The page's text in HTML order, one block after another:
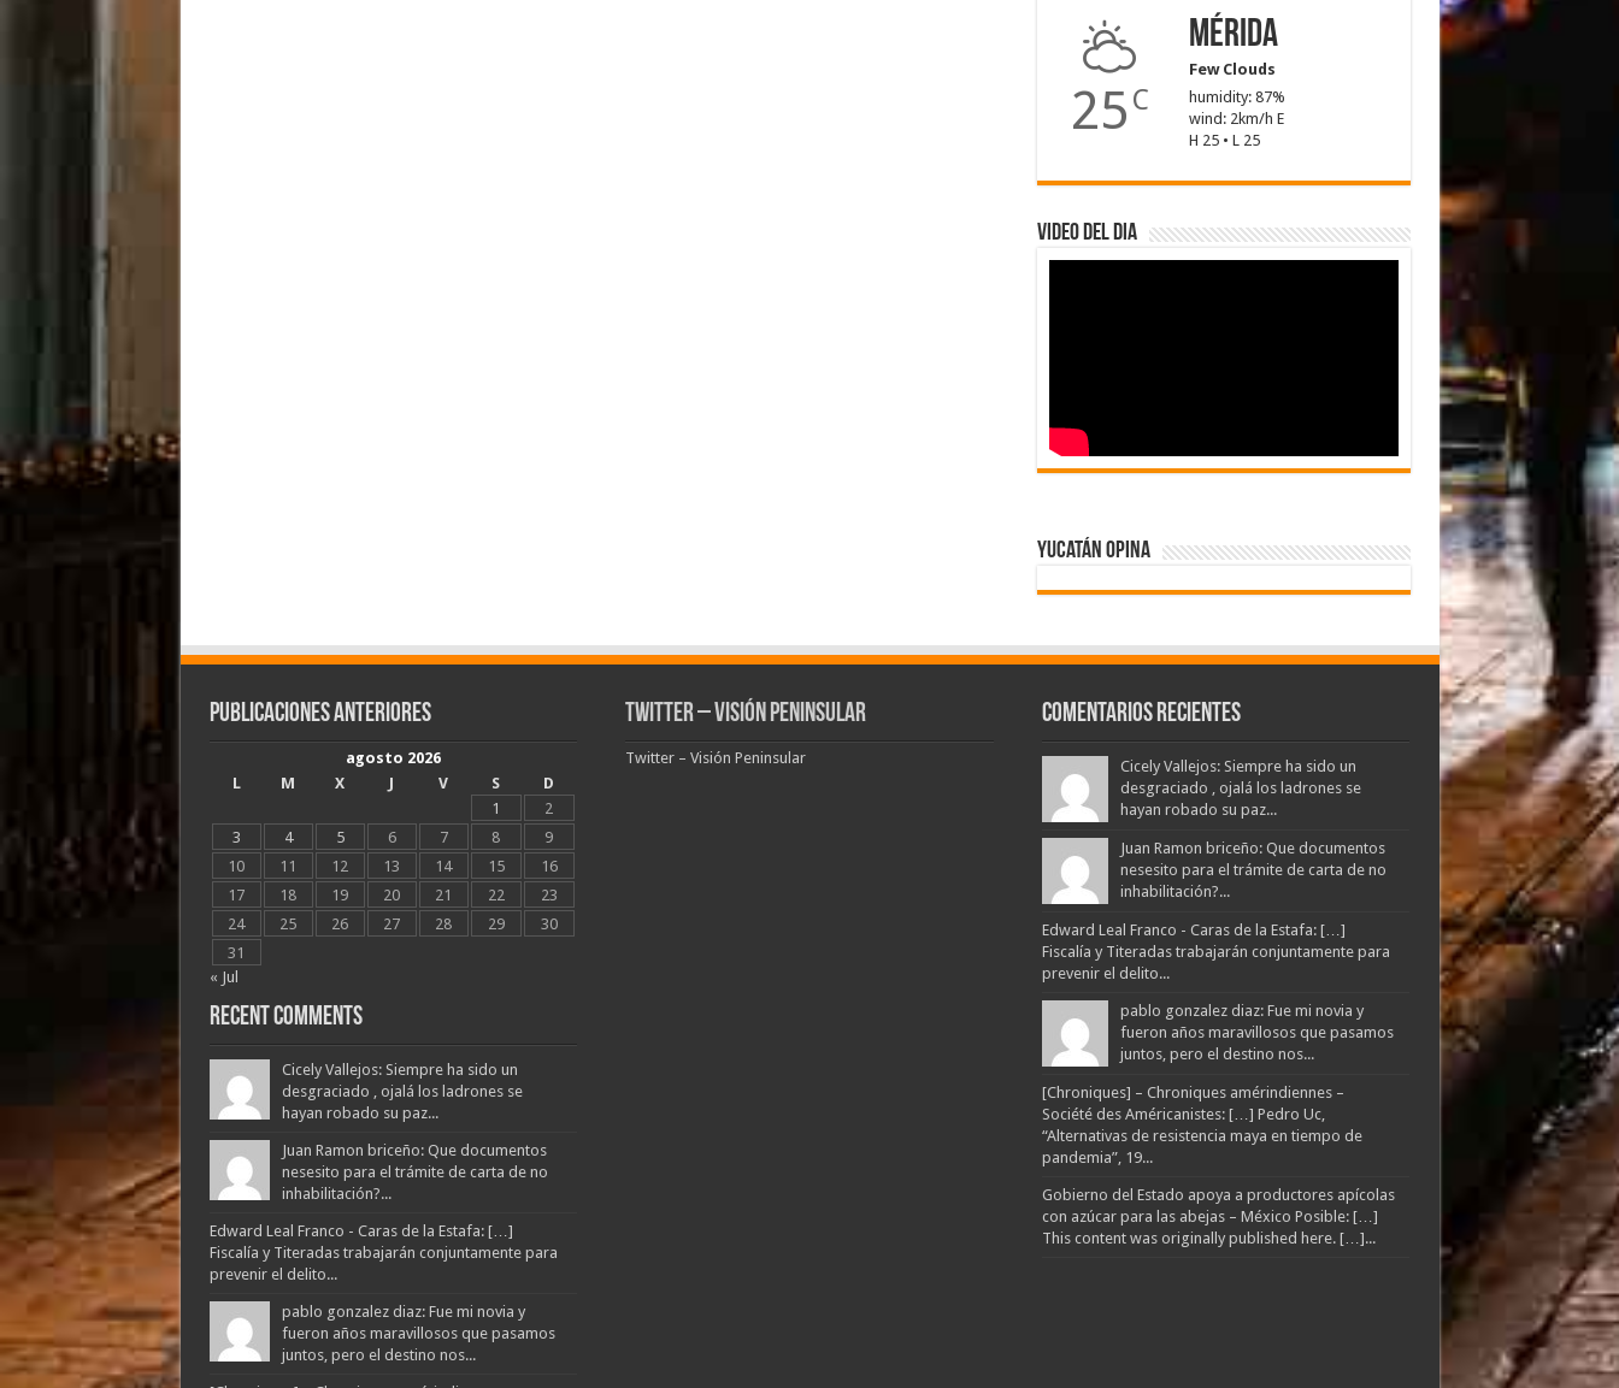
25 C
Mérida
Few Clouds
humidity: 87%
wind: 2km/h E
H 25 • L 25
Video del dia
Yucatán Opina
Publicaciones Anteriores
agosto 2026
L
M X J V S
D
1
2
3
4 5 6 7 8
9
10
11 12 13 14 15
16
17
18 19 20 21 22
23
24
25 26 27 28 29
30
31
« Jul
Recent Comments
Cicely Vallejos: Siempre ha sido un
desgraciado , ojalá los ladrones se
hayan robado su paz...
Juan Ramon briceño: Que documentos
nesesito para el trámite de carta de no
inhabilitación?...
Edward Leal Franco - Caras de la Estafa: […]
Fiscalía y Titeradas trabajarán conjuntamente para
prevenir el delito...
pablo gonzalez diaz: Fue mi novia y
fueron años maravillosos que pasamos
juntos, pero el destino nos...
Twitter – Visión Peninsular
Twitter – Visión Peninsular
Comentarios Recientes
Cicely Vallejos: Siempre ha sido un
desgraciado , ojalá los ladrones se
hayan robado su paz...
Juan Ramon briceño: Que documentos
nesesito para el trámite de carta de no
inhabilitación?...
Edward Leal Franco - Caras de la Estafa: […]
Fiscalía y Titeradas trabajarán conjuntamente para
prevenir el delito...
pablo gonzalez diaz: Fue mi novia y
fueron años maravillosos que pasamos
juntos, pero el destino nos...
[Chroniques] – Chroniques amérindiennes –
Société des Américanistes: […] Pedro Uc,
“Alternativas de resistencia maya en tiempo de
pandemia”, 19...
Gobierno del Estado apoya a productores apícolas
con azúcar para las abejas – México Posible: […]
This content was originally published here. […]...